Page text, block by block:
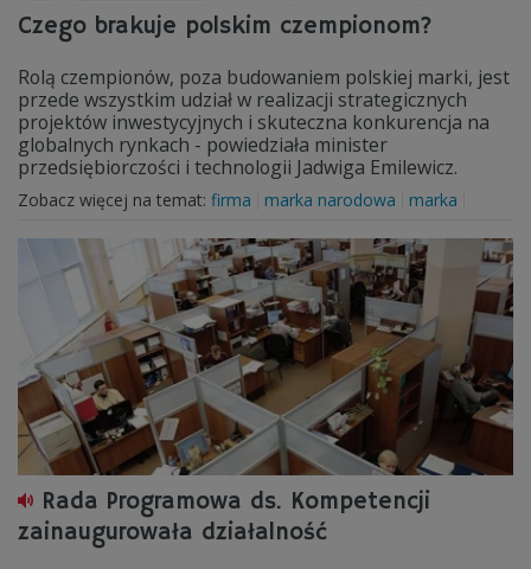
Czego brakuje polskim czempionom?
Rolą czempionów, poza budowaniem polskiej marki, jest
przede wszystkim udział w realizacji strategicznych
projektów inwestycyjnych i skuteczna konkurencja na
globalnych rynkach - powiedziała minister
przedsiębiorczości i technologii Jadwiga Emilewicz.
Zobacz więcej na temat: firma marka narodowa marka
Rada Programowa ds. Kompetencji
zainaugurowała działalność